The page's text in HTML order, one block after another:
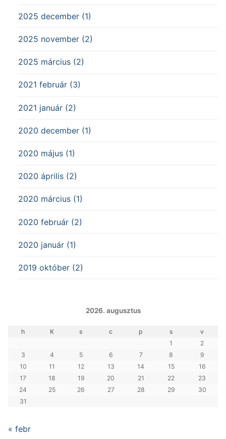
2025 december (1)
2025 november (2)
2025 március (2)
2021 február (3)
2021 január (2)
2020 december (1)
2020 május (1)
2020 április (2)
2020 március (1)
2020 február (2)
2020 január (1)
2019 október (2)
2026. augusztus
h K s c p s
v
1
2
3
4 5 6 7 8
9
10
11 12 13 14 15
16
17
18 19 20 21 22
23
24
25 26 27 28 29
30
31
« febr